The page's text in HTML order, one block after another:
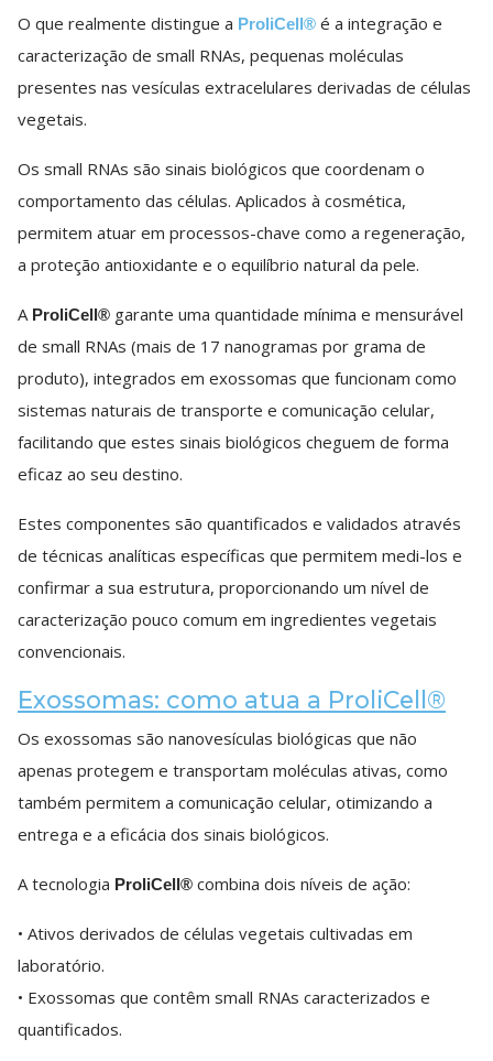
O que realmente distingue a ProliCell® é a integração e
caracterização de small RNAs, pequenas moléculas
presentes nas vesículas extracelulares derivadas de células
vegetais.
Os small RNAs são sinais biológicos que coordenam o
comportamento das células. Aplicados à cosmética,
permitem atuar em processos-chave como a regeneração,
a proteção antioxidante e o equilíbrio natural da pele.
A ProliCell® garante uma quantidade mínima e mensurável
de small RNAs (mais de 17 nanogramas por grama de
produto), integrados em exossomas que funcionam como
sistemas naturais de transporte e comunicação celular,
facilitando que estes sinais biológicos cheguem de forma
eficaz ao seu destino.
Estes componentes são quantificados e validados através
de técnicas analíticas específicas que permitem medi-los e
confirmar a sua estrutura, proporcionando um nível de
caracterização pouco comum em ingredientes vegetais
convencionais.
Exossomas: como atua a ProliCell®
Os exossomas são nanovesículas biológicas que não
apenas protegem e transportam moléculas ativas, como
também permitem a comunicação celular, otimizando a
entrega e a eficácia dos sinais biológicos.
A tecnologia ProliCell® combina dois níveis de ação:
• Ativos derivados de células vegetais cultivadas em
laboratório.
• Exossomas que contêm small RNAs caracterizados e
quantificados.